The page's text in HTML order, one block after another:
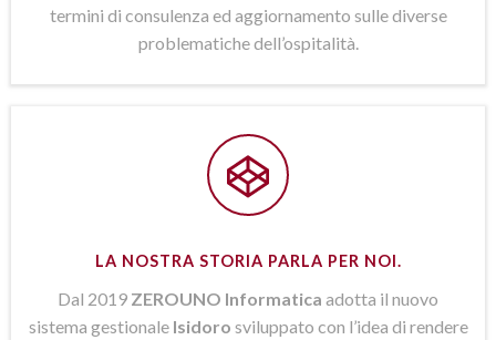
termini di consulenza ed aggiornamento sulle diverse
problematiche dell’ospitalità.
LA NOSTRA STORIA PARLA PER NOI.
Dal 2019 ZEROUNO Informatica adotta il nuovo
sistema gestionale Isidoro sviluppato con l’idea di rendere